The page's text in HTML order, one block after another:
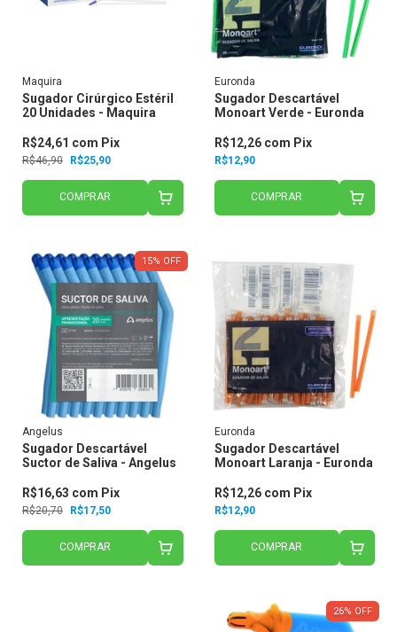
Maquira
Sugador Cirúrgico Estéril
20 Unidades - Maquira
R$46,90 R$25,90
R$24,61 com Pix
COMPRAR
Euronda
Sugador Descartável
Monoart Verde - Euronda
R$12,90
R$12,26 com Pix
COMPRAR
15% OFF
Angelus
Sugador Descartável
Suctor de Saliva - Angelus
R$20,70 R$17,50
R$16,63 com Pix
COMPRAR
Euronda
Sugador Descartável
Monoart Laranja - Euronda
R$12,90
R$12,26 com Pix
COMPRAR
26% OFF